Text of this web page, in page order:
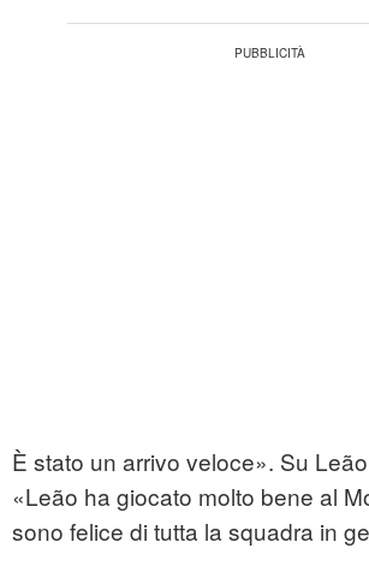
È stato un arrivo veloce». Su
«Leão ha giocato molto bene al
sono felice di tutta la squadra in